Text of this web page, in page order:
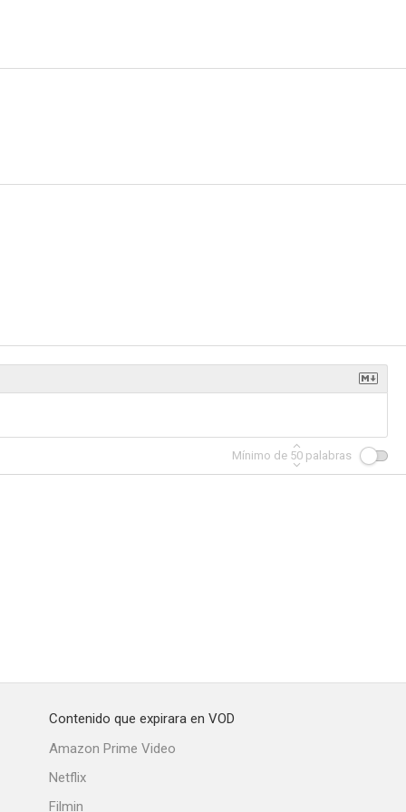
Mínimo de 50 palabras
Contenido que expirara en VOD
Amazon Prime Video
Netflix
Filmin